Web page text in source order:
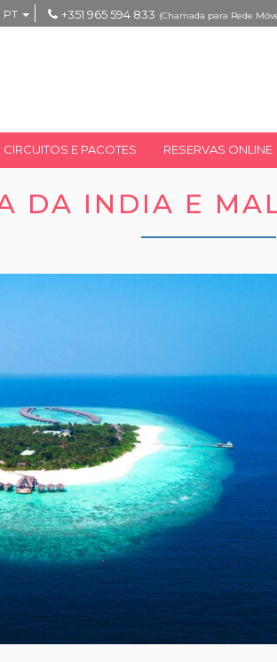
PT +351 965 594 833 (Chamada para Rede
CIRCUITOS E PACOTES RESERVAS ONLINE
DA INDIA E